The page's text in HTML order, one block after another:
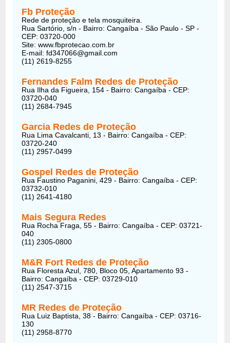
Fb Proteção
Rede de proteção e tela mosquiteira.
Rua Sartório, s/n - Bairro: Cangaíba - São Paulo - SP -
CEP: 03720-000
Site: www.fbprotecao.com.br
E-mail:fd347066@gmail.com
(11) 2619-8255
Fernandes Falm Redes de Proteção
Rua Ilha da Figueira, 154 - Bairro: Cangaíba - CEP:
03720-040
(11) 2684-7945
Garcia Redes de Proteção
Rua Lima Cavalcanti, 13 - Bairro: Cangaíba - CEP:
03720-240
(11) 2957-0499
Gospel Redes de Proteção
Rua Faustino Paganini, 429 - Bairro: Cangaíba - CEP:
03732-010
(11) 2641-4180
Mais Segura Redes
Rua Rocha Fraga, 55 - Bairro: Cangaíba - CEP: 03721-
040
(11) 2305-0800
M&R Fort Redes de Proteção
Rua Floresta Azul, 780, Bloco 05, Apartamento 93 -
Bairro: Cangaíba - CEP: 03729-010
(11) 2547-3715
MR Redes de Proteção
Rua Luiz Baptista, 38 - Bairro: Cangaíba - CEP: 03716-
130
(11) 2958-8770